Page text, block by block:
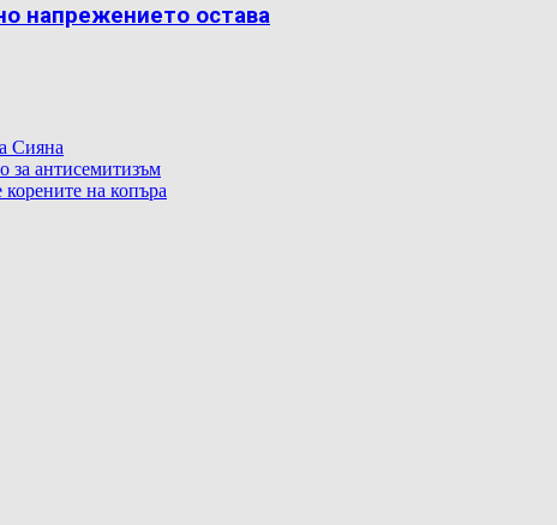
напрежението остава
Сияна
за антисемитизъм
корените на копъра